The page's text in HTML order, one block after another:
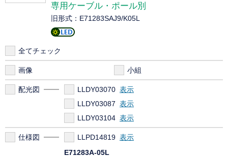
専用ケーブル・ポール別
旧形式：E71283SAJ9/K05L
全てチェック
画像 小組
配光図
LLDY03070
LLDY03087
LLDY03104
仕様図
LLPD14819
E71283A-05L